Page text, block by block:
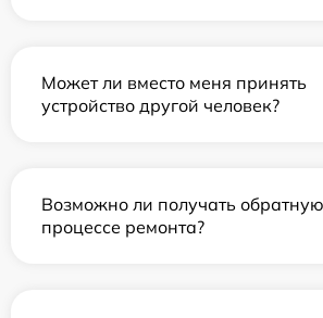
Может ли вместо меня принять
устройство другой человек?
Возможно ли получать
процессе ремонта?